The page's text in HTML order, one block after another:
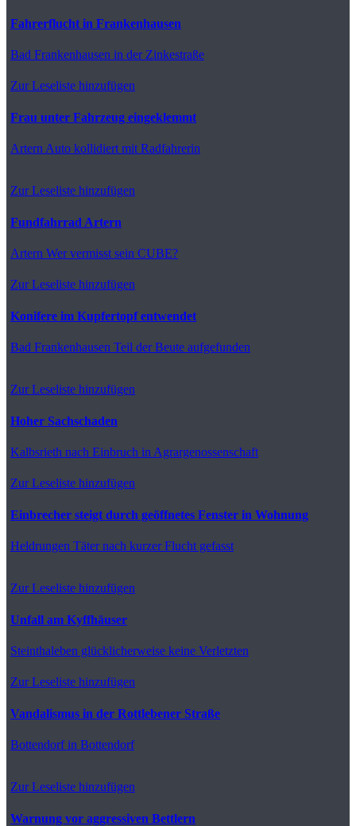
Fahrerflucht in Frankenhausen
Bad Frankenhausen in der Zinkestraße
Zur Leseliste hinzufügen
Frau unter Fahrzeug eingeklemmt
Artern Auto kollidiert mit Radfahrerin
Zur Leseliste hinzufügen
Fundfahrrad Artern
Artern Wer vermisst sein CUBE?
Zur Leseliste hinzufügen
Konifere im Kupfertopf entwendet
Bad Frankenhausen Teil der Beute aufgefunden
Zur Leseliste hinzufügen
Hoher Sachschaden
Kalbsrieth nach Einbruch in Agrargenossenschaft
Zur Leseliste hinzufügen
Einbrecher steigt durch geöffnetes Fenster in Wohnung
Heldrungen Täter nach kurzer Flucht gefasst
Zur Leseliste hinzufügen
Unfall am Kyffhäuser
Steinthaleben glücklicherweise keine Verletzten
Zur Leseliste hinzufügen
Vandalismus in der Rottlebener Straße
Bottendorfin Bottendorf
Zur Leseliste hinzufügen
Warnung vor aggressiven Bettlern